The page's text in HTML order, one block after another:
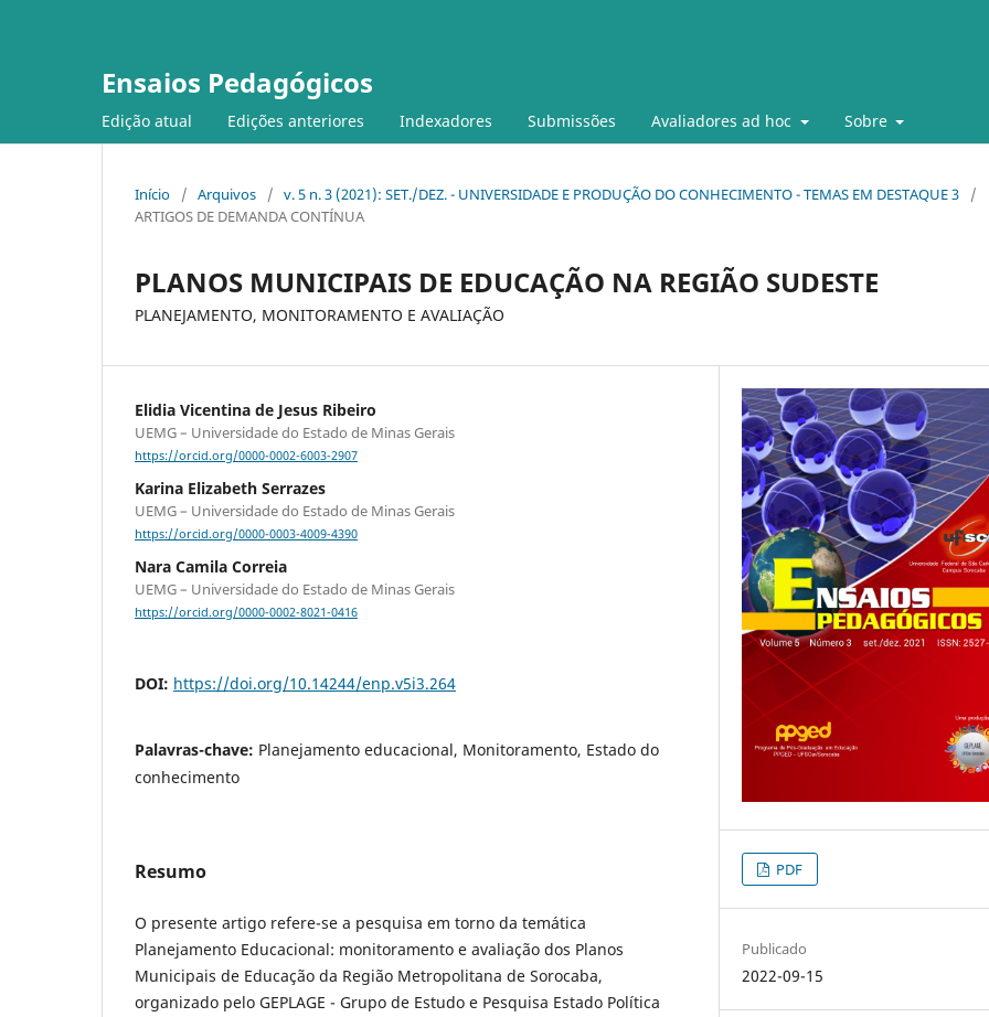
Ensaios Pedagógicos
Edição atual Edições anteriores Indexadores Submissões Avaliadores ad hoc Sobre
Início / Arquivos / v. 5 n. 3 (2021): SET./DEZ. - UNIVERSIDADE E PRODUÇÃO DO CONHECIMENTO - TEMAS EM DESTAQUE 3
/
ARTIGOS DE DEMANDA CONTÍNUA
PLANOS MUNICIPAIS DE EDUCAÇÃO NA REGIÃO SUDESTE
PLANEJAMENTO, MONITORAMENTO E AVALIAÇÃO
Elidia Vicentina de Jesus Ribeiro
UEMG – Universidade do Estado de Minas Gerais
https://orcid.org/0000-0002-6003-2907
Karina Elizabeth Serrazes
UEMG – Universidade do Estado de Minas Gerais
https://orcid.org/0000-0003-4009-4390
Nara Camila Correia
UEMG – Universidade do Estado de Minas Gerais
https://orcid.org/0000-0002-8021-0416
DOI: https://doi.org/10.14244/enp.v5i3.264
Palavras-chave: Planejamento educacional, Monitoramento, Estado do
conhecimento
Resumo
O presente artigo refere-se a pesquisa em torno da temática
Planejamento Educacional: monitoramento e avaliação dos Planos
Municipais de Educação da Região Metropolitana de Sorocaba,
organizado pelo GEPLAGE - Grupo de Estudo e Pesquisa Estado Política
PDF
Publicado
2022-09-15